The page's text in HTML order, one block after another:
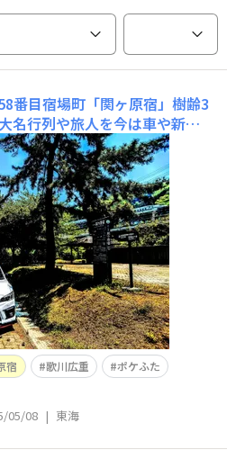
番目宿場町「関ヶ原宿」樹齢3
名行列や旅人を今は車や新幹
ける歴史街道✨中山道「京都三
約2〜3週間日数が掛かる今は
内✨今須宿〜関ヶ原宿の中山
をSUBARUで走る✨関ヶ
宿 歌川広重 ポケふた
05/08 | 東海